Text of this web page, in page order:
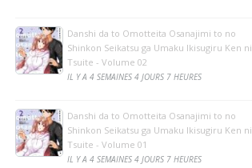
Danshi da to Omotteita Osanajimi to no
Shinkon Seikatsu ga Umaku Ikisugiru Ken ni
Tsuite - Volume 02
IL Y A 4 SEMAINES 4 JOURS 7 HEURES
Danshi da to Omotteita Osanajimi to no
Shinkon Seikatsu ga Umaku Ikisugiru Ken ni
Tsuite - Volume 01
IL Y A 4 SEMAINES 4 JOURS 7 HEURES